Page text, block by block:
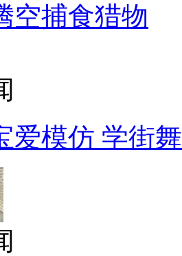
空捕食猎物
爱模仿 学街